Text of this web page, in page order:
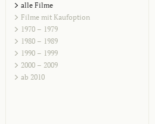
alle Filme
Filme mit Kaufoption
1970 – 1979
1980 – 1989
1990 – 1999
2000 – 2009
ab 2010